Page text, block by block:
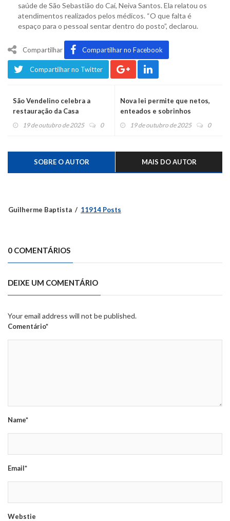
saúde de São Sebastião do Caí, Neiva Santos. Ela relatou os
atendimentos realizados pelos médicos. “O que falta é
espaço para o pessoal sentar dentro do posto”, declarou.
Compartilhar Compartilhar no Facebook
Compartilhar no Twitter
São Vendelino celebra a
restauração da Casa
Canônica
19 de outubro de 2025 0
Nova lei permite que netos,
enteados e sobrinhos
recebam pensão
19 de outubro de 2025 0
SOBRE O AUTOR MAIS DO AUTOR
Guilherme Baptista 11914 Posts
0 COMENTÁRIOS
DEIXE UM COMENTÁRIO
Your email address will not be published.
Comentário*
Name*
Email*
Webstie